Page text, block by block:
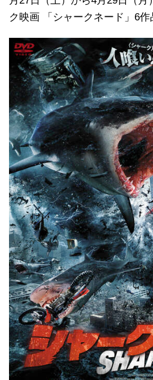
ク映画 「シャークネード」6作